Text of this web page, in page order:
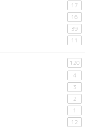
17
16
39
11
120
4
3
2
1
12